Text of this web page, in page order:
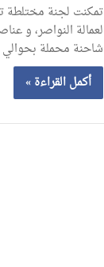
تمكنت لجنة مختلطة
لعمالة النواصر، و
شاحنة محملة بحوالي 18…
أكمل القراءة »